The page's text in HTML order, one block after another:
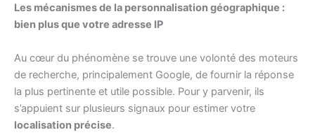
Les mécanismes de la personnalisation géographique :
bien plus que votre adresse IP
Au cœur du phénomène se trouve une volonté des moteurs
de recherche, principalement Google, de fournir la réponse
la plus pertinente et utile possible. Pour y parvenir, ils
s’appuient sur plusieurs signaux pour estimer votre
localisation précise.